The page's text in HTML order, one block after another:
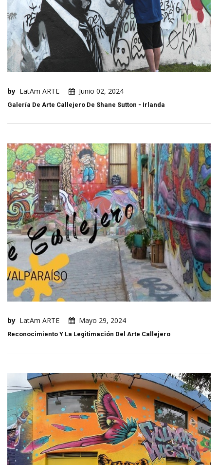
by LatAm ARTE Junio 02, 2024
Galería De Arte Callejero De Shane Sutton - Irlanda
by LatAm ARTE Mayo 29, 2024
Reconocimiento Y La Legitimación Del Arte Callejero